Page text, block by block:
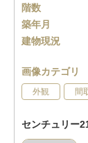
階数
築年月
建物現況
画像カテゴリ
外観 間
センチュリー